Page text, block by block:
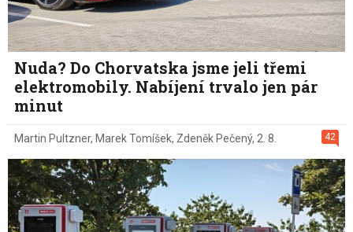
Nuda? Do Chorvatska jsme jeli třemi
elektromobily. Nabíjení trvalo jen pár
minut
42
Martin Pultzner, Marek Tomíšek, Zdeněk Pečený, 2. 8.